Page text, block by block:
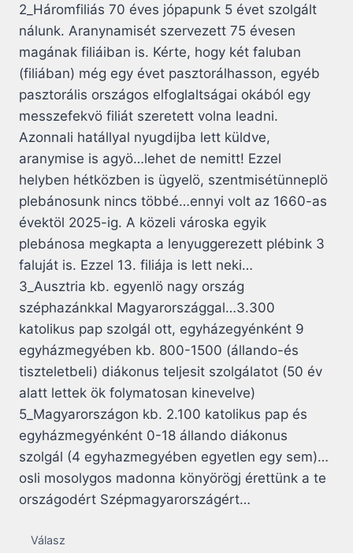
2_Háromfiliás 70 éves jópapunk 5 évet szolgált
nálunk. Aranynamisét szervezett 75 évesen
magának filiáiban is. Kérte, hogy két faluban
(filiában) még egy évet pasztorálhasson, egyéb
pasztorális országos elfoglaltságai okából egy
messzefekvö filiát szeretett volna leadni.
Azonnali hatállyal nyugdijba lett küldve,
aranymise is agyö…lehet de nemitt! Ezzel
helyben hétközben is ügyelö, szentmisétünneplö
plebánosunk nincs többé…ennyi volt az 1660-as
évektöl 2025-ig. A közeli városka egyik
plebánosa megkapta a lenyuggerezett plébink 3
faluját is. Ezzel 13. filiája is lett neki…
3_Ausztria kb. egyenlö nagy ország
széphazánkkal Magyarországgal…3.300
katolikus pap szolgál ott, egyházegyénként 9
egyházmegyében kb. 800-1500 (állando-és
tiszteletbeli) diákonus teljesit szolgálatot (50 év
alatt lettek ök folymatosan kinevelve)
5_Magyarországon kb. 2.100 katolikus pap és
egyházmegyénként 0-18 állando diákonus
szolgál (4 egyhazmegyében egyetlen egy sem)…
osli mosolygos madonna könyörögj érettünk a te
országodért Szépmagyarországért…
Válasz